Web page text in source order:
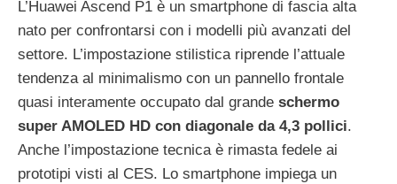
L’Huawei Ascend P1 è un smartphone di fascia alta
nato per confrontarsi con i modelli più avanzati del
settore. L’impostazione stilistica riprende l’attuale
tendenza al minimalismo con un pannello frontale
quasi interamente occupato dal grande schermo
super AMOLED HD con diagonale da 4,3 pollici.
Anche l’impostazione tecnica è rimasta fedele ai
prototipi visti al CES. Lo smartphone impiega un